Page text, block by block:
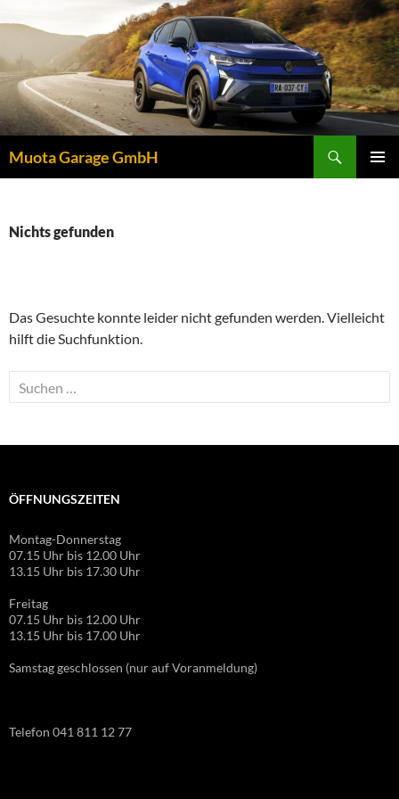
Inhalt
springen
Muota Garage GmbH
Nichts gefunden
Das Gesuchte konnte leider nicht gefunden werden. Vielleicht
hilft die Suchfunktion.
Suchen
nach:
ÖFFNUNGSZEITEN
Montag-Donnerstag
07.15 Uhr bis 12.00 Uhr
13.15 Uhr bis 17.30 Uhr
Freitag
07.15 Uhr bis 12.00 Uhr
13.15 Uhr bis 17.00 Uhr
Samstag geschlossen (nur auf Voranmeldung)
Telefon 041 811 12 77